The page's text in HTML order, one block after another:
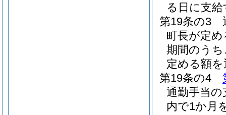
る日に支
第19条の3
町長が定
期間のう
定める額
第19条の4
通勤手当
内で1か月